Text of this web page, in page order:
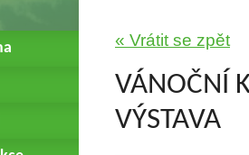
« Vrátit se zpět
VÁNOČNÍ
VÝSTAVA